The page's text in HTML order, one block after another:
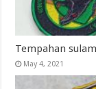
Tempahan
May 4, 2021